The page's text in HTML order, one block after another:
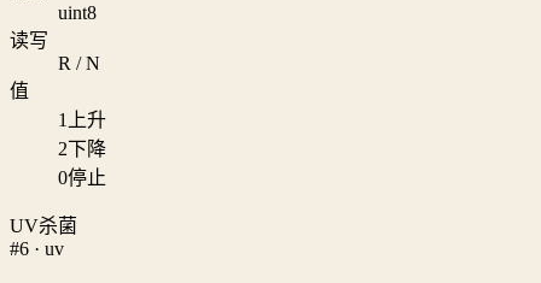
uint8
读写
R / N
值
1
上升
2下降
0停止
UV杀菌
#6 · uv